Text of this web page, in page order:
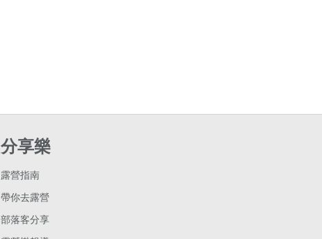
分享樂
露營指南
帶你去露營
部落客分享